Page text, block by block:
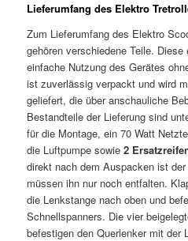
Lieferumfang des Elektro
Zum Lieferumfang des Elektro
gehören verschiedene Teile.
einfache Nutzung des Gerätes
ist zuverlässig verpackt und wird
geliefert, die über anschauliche
Bestandteile der Lieferung sind
für die Montage, ein 70 Watt
die Luftpumpe sowie2
direkt nach dem Auspacken ist
müssen ihn nur noch entfalten.
die Lenkstange nach oben und
Schnellspanners. Die vier
befestigen den Querlenker mit der